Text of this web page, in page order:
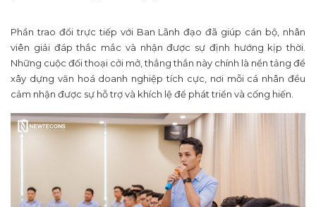
Phần trao đổi trực tiếp với Ban Lãnh đạo đã giúp cán bộ, nhân
viên giải đáp thắc mắc và nhận được sự định hướng kịp thời.
Những cuộc đối thoại cởi mở, thẳng thắn này chính là nền tảng để
xây dựng văn hoá doanh nghiệp tích cực, nơi mỗi cá nhân đều
cảm nhận được sự hỗ trợ và khích lệ để phát triển và cống hiến.